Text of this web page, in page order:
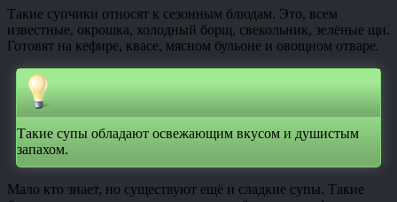
Такие супчики относят к сезонным блюдам. Это, всем
известные, окрошка, холодный борщ, свекольник, зелёные щи.
Готовят на кефире, квасе, мясном бульоне и овощном отваре.
Такие супы обладают освежающим вкусом и душистым
запахом.
Мало кто знает, но существуют ещё и сладкие супы. Такие